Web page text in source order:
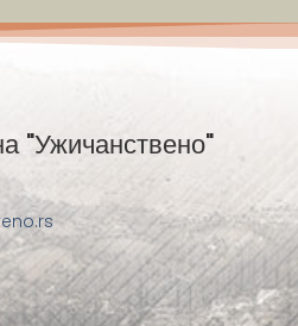
"Ужичанствено"